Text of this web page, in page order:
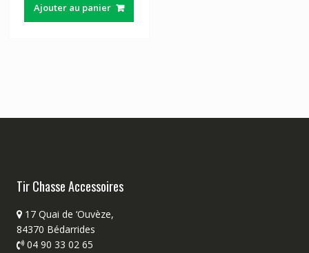
Ajouter au panier
Tir Chasse Accessoires
17 Quai de ‘Ouvèze,
84370 Bédarrides
04 90 33 02 65